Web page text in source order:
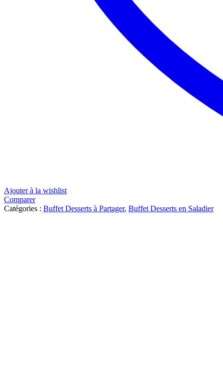
Ajouter à la wishlist
Comparer
Catégories : Buffet Desserts à Partager, Buffet Desserts en Saladier